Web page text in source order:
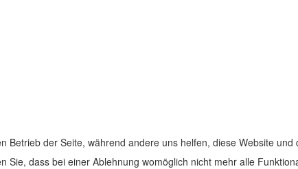
der Seite, während andere uns helfen, diese Website
dass bei einer Ablehnung womöglich nicht mehr alle